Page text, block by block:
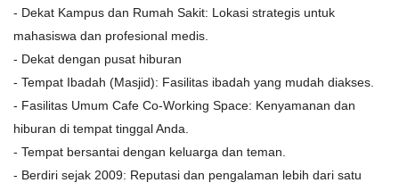
- Dekat Kampus dan Rumah Sakit: Lokasi strategis untuk
mahasiswa dan profesional medis.
- Dekat dengan pusat hiburan
- Tempat Ibadah (Masjid): Fasilitas ibadah yang mudah diakses.
- Fasilitas Umum Cafe Co-Working Space: Kenyamanan dan
hiburan di tempat tinggal Anda.
- Tempat bersantai dengan keluarga dan teman.
- Berdiri sejak 2009: Reputasi dan pengalaman lebih dari satu